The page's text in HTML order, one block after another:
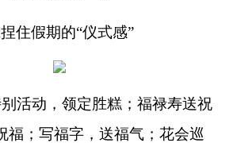
住假期的“仪式感”
活动，领定胜糕；福禄寿送祝
福；写福字，送福气；花会巡